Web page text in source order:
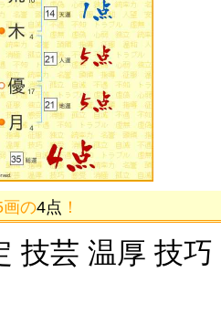
画の4点 ！
技芸 温厚 技巧